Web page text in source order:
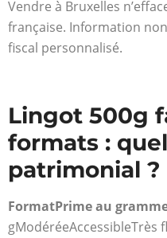
Vendre à Bruxelles
française. Information
fiscal personnalisé.
Lingot 500g
formats :
patrimonial ?
FormatPrime au
gModéréeAccessibleTrès